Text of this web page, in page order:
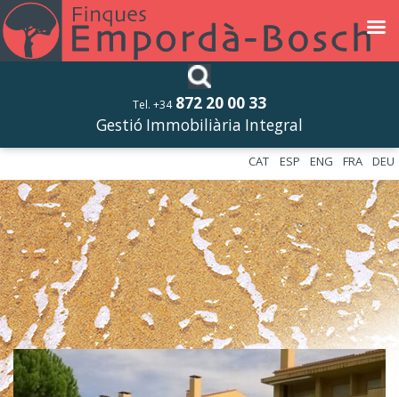
Tel. +34 872 20 00 33
Gestió Immobiliària Integral
DEU
FRA
ENG
ESP
CAT